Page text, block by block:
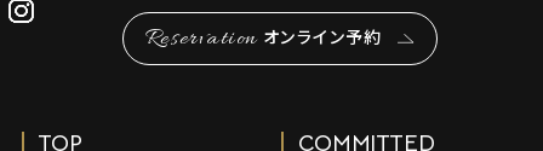
Reservation オンライン予約
TOP COMMITTED